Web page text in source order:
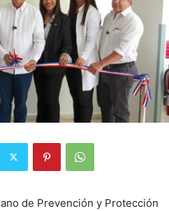
de Prevención y Protección